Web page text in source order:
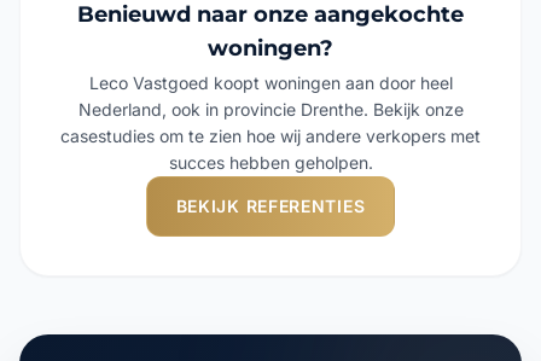
Benieuwd naar onze aangekochte
woningen?
Leco Vastgoed koopt woningen aan door heel
Nederland, ook in provincie Drenthe. Bekijk onze
casestudies om te zien hoe wij andere verkopers met
succes hebben geholpen.
BEKIJK REFERENTIES